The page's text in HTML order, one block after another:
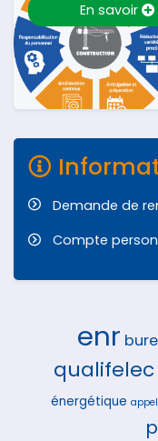
En savoir
Demande de
Compte
enr
qualifelec
énergétique